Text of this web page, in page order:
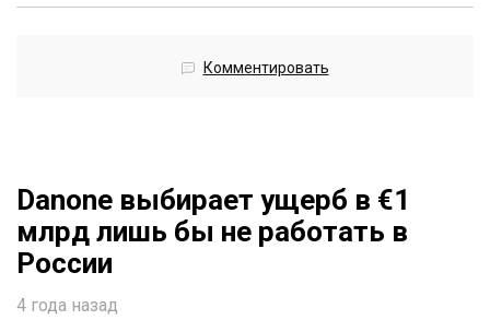
Комментировать
Danone выбирает ущерб в €1
млрд лишь бы не работать в
России
4 года назад